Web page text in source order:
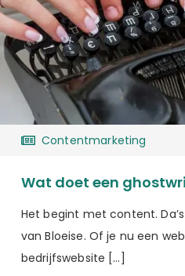
Contentmarketing
Wat doet een
Het begint met content.
van Bloeise. Of je nu een
bedrijfswebsite […]